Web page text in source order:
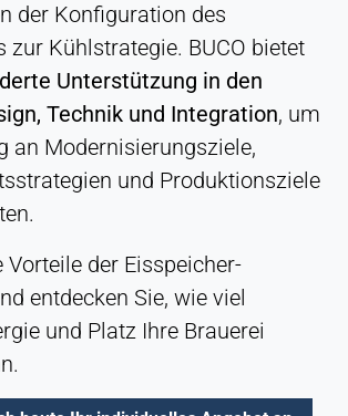
der Konfiguration des
zur Kühlstrategie. BUCO bietet
Unterstützung in den
Technik und Integration, um
an Modernisierungsziele,
und Produktionsziele
Vorteile der Eisspeicher-
entdecken Sie, wie viel
und Platz Ihre Brauerei